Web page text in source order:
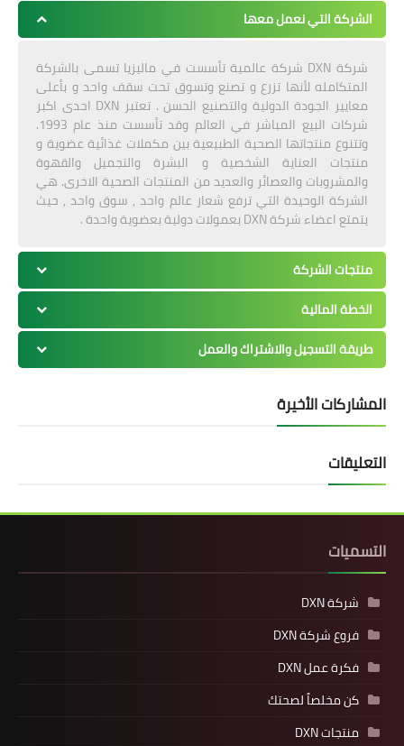
الشركة التي نعمل معها
شركة DXN شركة عالمية تأسست في ماليزيا تسمى بالشركة
المتكامله لأنها تزرع و تصنع وتسوق تحت سقف واحد و بأعلى
معايير الجودة الدولية والتصنيع الحسن . تعتبر DXN احدى اكبر
شركات البيع المباشر في العالم وقد تأسست منذ عام 1993.
وتتنوع منتجاتها الصحية الطبيعية بين مكملات غذائية عضوية و
منتجات العناية الشخصية و البشرة والتجميل والقهوة
والمشروبات والعصائر والعديد من المنتجات الصحية الاخرى. هي
الشركة الوحيدة التي ترفع شعار عالم واحد , سوق واحد , حيث
يتمتع اعضاء شركة DXN بعمولات دولية بعضوية واحدة .
منتجات الشركة
الخطة المالية
طريقة التسجيل والاشتراك والعمل
المشاركات الأخيرة
التعليقات
التسميات
شركة DXN
فروع شركة DXN
فكرة عمل DXN
كن مخلصاً لصحتك
منتجات DXN